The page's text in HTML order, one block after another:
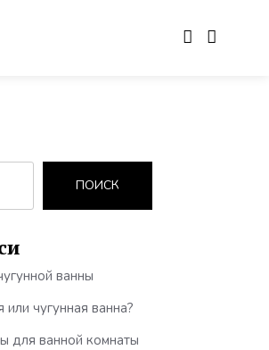
ПОИСК
ванны
чугунная ванна?
для ванной комнаты